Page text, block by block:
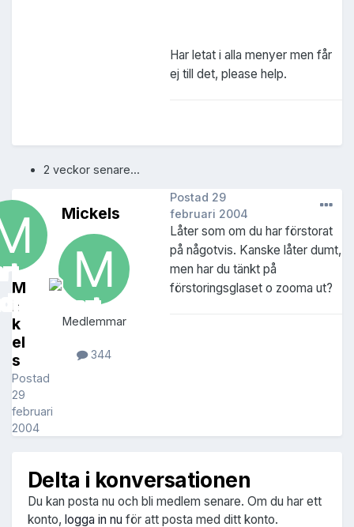
Har letat i alla menyer men får
ej till det, please help.
2 veckor senare...
M
ic
k
el
s
Postad
29
februari
2004
Mickels
Medlemmar
344
Postad 29
februari 2004
Låter som om du har förstorat
på någotvis. Kanske låter dumt,
men har du tänkt på
förstoringsglaset o zooma ut?
Delta i konversationen
Du kan posta nu och bli medlem senare. Om du har ett
konto, logga in nu för att posta med ditt konto.